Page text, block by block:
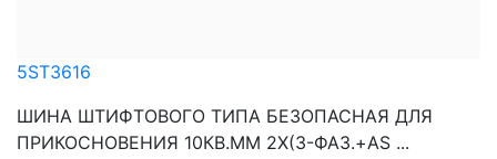
5ST3616
ШИНА ШТИФТОВОГО ТИПА БЕЗОПАСНАЯ ДЛЯ
ПРИКОСНОВЕНИЯ 10КВ.ММ 2Х(3-ФАЗ.+AS ...